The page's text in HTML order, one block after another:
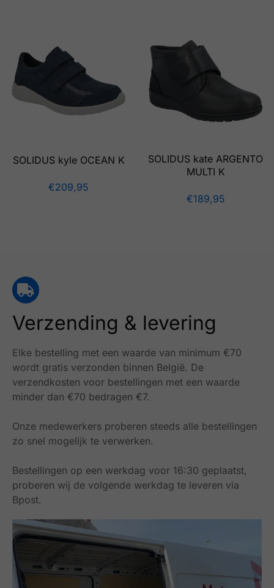
SOLIDUS kyle OCEAN K
€209,95
SOLIDUS kate ARGENTO
MULTI K
€189,95
Verzending & levering
Elke bestelling met een waarde van minimum €70
wordt gratis verzonden binnen België. De
verzendkosten voor bestellingen met een waarde
minder dan €70 bedragen €7.
Onze medewerkers proberen steeds alle bestellingen
zo snel mogelijk te verwerken.
Bestellingen op een werkdag voor 16:30 geplaatst,
proberen wij de volgende werkdag te leveren via
Bpost.